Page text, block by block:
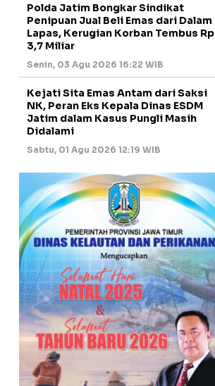
Polda Jatim Bongkar Sindikat
Penipuan Jual Beli Emas dari Dalam
Lapas, Kerugian Korban Tembus Rp
3,7 Miliar
Senin, 03 Agu 2026 16:22 WIB
Kejati Sita Emas Antam dari Saksi
NK, Peran Eks Kepala Dinas ESDM
Jatim dalam Kasus Pungli Masih
Didalami
Sabtu, 01 Agu 2026 12:19 WIB